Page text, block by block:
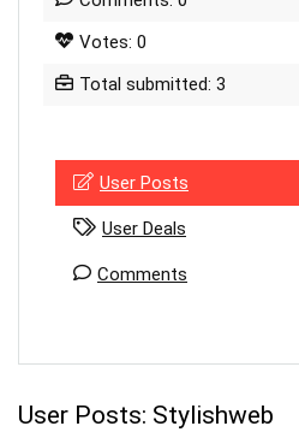
Votes: 0
Total submitted: 3
User Posts
User Deals
Comments
User Posts: Stylishweb